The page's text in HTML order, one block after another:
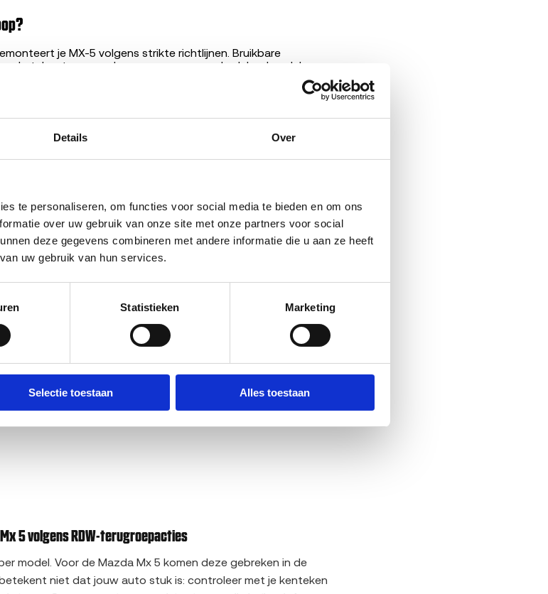
Details Over
te personaliseren, om functies voor social media te bieden en om ons
over uw gebruik van onze site met onze partners voor social
deze gegevens combineren met andere informatie die u aan ze heeft
uw gebruik van hun services.
Statistieken Marketing
Selectie toestaan Alles toestaan
je MX-5 volgens strikte richtlijnen. Bruikbare
katalysatoren en deuren gaan naar onderdelen-handel en
verwerkers maakt Nederland wereldwijd koploper in
door Bart Boensma
? Of bekijkalle Mazda sloopauto'sdie we inkopen.
5 volgens RDW-terugroepacties
model. Voor de Mazda Mx 5 komen deze gebreken in de
niet dat jouw auto stuk is: controleer met je kenteken